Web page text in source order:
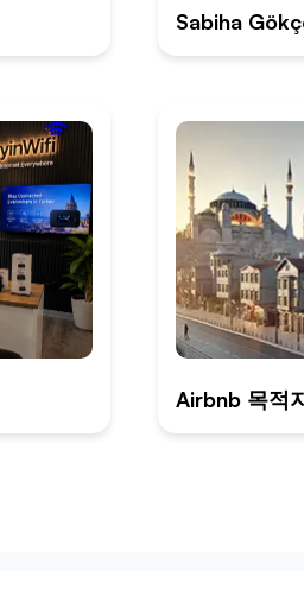
Sabiha
Airbnb 목적